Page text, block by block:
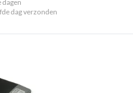
dag verzonden